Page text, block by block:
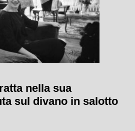
nella sua
sul divano in salotto